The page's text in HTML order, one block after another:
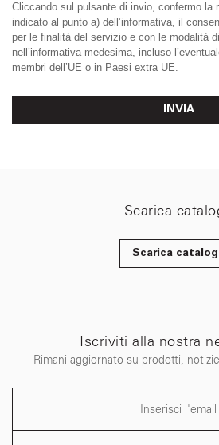
Cliccando sul pulsante di invio, confermo la
indicato al punto a) dell’informativa, il
per le finalità del servizio e con le modalità
nell’informativa medesima, incluso
membri dell’UE o in Paesi extra UE.
INVIA
Scarica
Scarica
Iscriviti alla nostra
Rimani aggiornato su prodotti,